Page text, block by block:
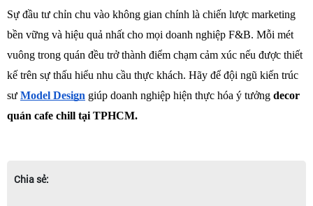
Sự đầu tư chỉn chu vào không gian chính là chiến lược marketing
bền vững và hiệu quả nhất cho mọi doanh nghiệp F&B. Mỗi mét
vuông trong quán đều trở thành điểm chạm cảm xúc nếu được thiết
kế trên sự thấu hiểu nhu cầu thực khách. Hãy để đội ngũ kiến trúc
sư Model Design giúp doanh nghiệp hiện thực hóa ý tưởng decor
quán cafe chill tại TPHCM.
Chia sẻ: